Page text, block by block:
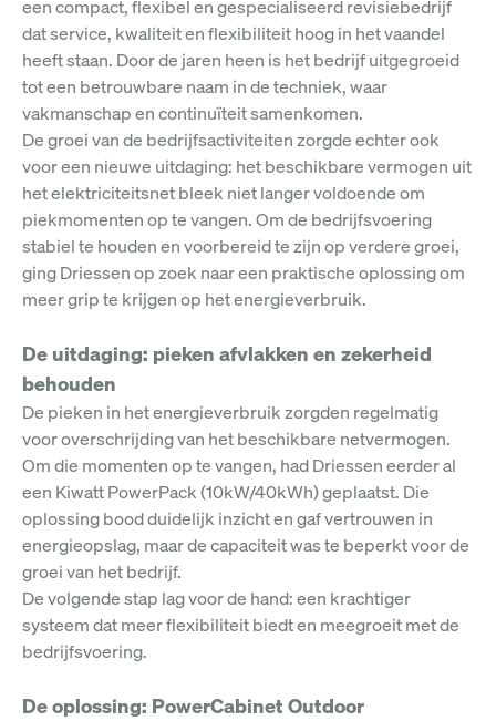
een compact, flexibel en gespecialiseerd revisiebedrijf
dat service, kwaliteit en flexibiliteit hoog in het vaandel
heeft staan. Door de jaren heen is het bedrijf uitgegroeid
tot een betrouwbare naam in de techniek, waar
vakmanschap en continuïteit samenkomen.
De groei van de bedrijfsactiviteiten zorgde echter ook
voor een nieuwe uitdaging: het beschikbare vermogen uit
het elektriciteitsnet bleek niet langer voldoende om
piekmomenten op te vangen. Om de bedrijfsvoering
stabiel te houden en voorbereid te zijn op verdere groei,
ging Driessen op zoek naar een praktische oplossing om
meer grip te krijgen op het energieverbruik.
De uitdaging: pieken afvlakken en zekerheid
behouden
De pieken in het energieverbruik zorgden regelmatig
voor overschrijding van het beschikbare netvermogen.
Om die momenten op te vangen, had Driessen eerder al
een Kiwatt PowerPack (10kW/40kWh)geplaatst. Die
oplossing bood duidelijk inzicht en gaf vertrouwen in
energieopslag, maar de capaciteit was te beperkt voor de
groei van het bedrijf.
De volgende stap lag voor de hand: een krachtiger
systeem dat meer flexibiliteit biedt en meegroeit met de
bedrijfsvoering.
De oplossing: PowerCabinet Outdoor